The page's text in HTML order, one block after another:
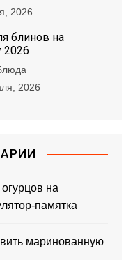
2026
блинов на
2026
2026
на
памятка
маринованную